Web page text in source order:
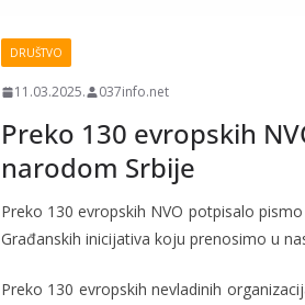
DRUŠTVO
11.03.2025. 037info.net
Preko 130 evropskih
narodom Srbije
Preko 130 evropskih NVO potpisalo
Građanskih inicijativa koju prenosimo u
Preko 130 evropskih nevladinih